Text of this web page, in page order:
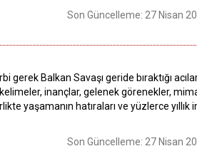
Son Güncelleme: 27 Nisan
gerek Balkan Savaşı geride bıraktığı
inançlar, gelenek görenekler,
yaşamanın hatıraları ve yüzlerce yıllık
Son Güncelleme: 27 Nisan